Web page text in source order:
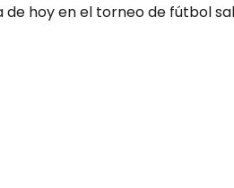
hoy en el torneo de fútbol